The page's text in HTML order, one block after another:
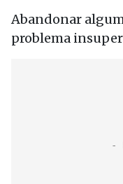
Abandonar
problema